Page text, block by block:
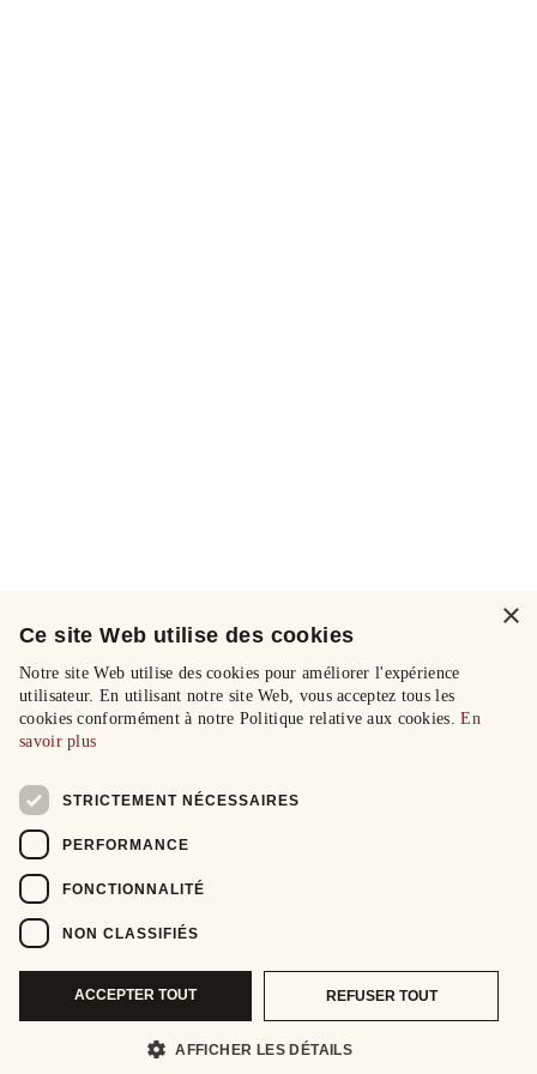
×
Ce site Web utilise des cookies
Notre site Web utilise des cookies pour améliorer l'expérience
utilisateur. En utilisant notre site Web, vous acceptez tous les
cookies conformément à notre Politique relative aux cookies.En
savoir plus
STRICTEMENT NÉCESSAIRES
PERFORMANCE
FONCTIONNALITÉ
NON CLASSIFIÉS
ACCEPTER TOUT REFUSER TOUT
AFFICHER LES DÉTAILS